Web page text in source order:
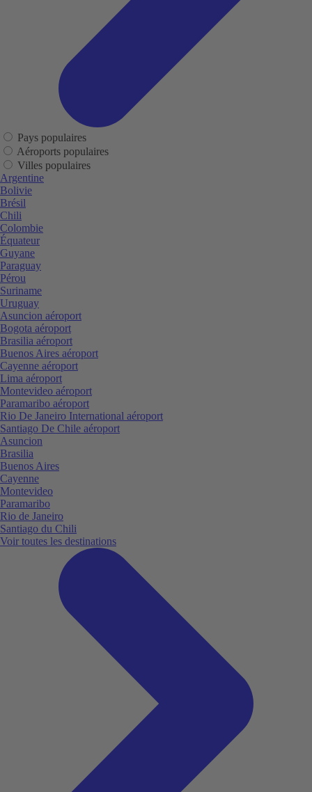
Pays populaires
Aéroports populaires
Villes populaires
Argentine
Bolivie
Brésil
Chili
Colombie
Équateur
Guyane
Paraguay
Pérou
Suriname
Uruguay
Asuncion aéroport
Bogota aéroport
Brasilia aéroport
Buenos Aires aéroport
Cayenne aéroport
Lima aéroport
Montevideo aéroport
Paramaribo aéroport
Rio De Janeiro International aéroport
Santiago De Chile aéroport
Asuncion
Brasilia
Buenos Aires
Cayenne
Montevideo
Paramaribo
Rio de Janeiro
Santiago du Chili
Voir toutes les destinations